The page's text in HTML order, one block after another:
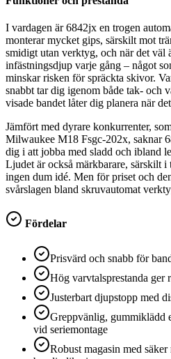
I vardagen är 6842jx en trogen
monterar mycket gips, särskilt mot
smidigt utan verktyg, och när det väl
infästningsdjup varje gång – något
minskar risken för spräckta skivor.
snabbt tar dig igenom både tak- och
visade bandet låter dig planera när
Jämfört med dyrare konkurrenter,
Milwaukee M18 Fsgc-202x, saknar
dig i att jobba med sladd och ibland
Ljudet är också märkbarare, särskilt
ingen dum idé. Men för priset och
svårslagen bland skruvautomat
Fördelar
Prisvärd och snabb för
Hög varvtalsprestanda ger
Justerbart djupstopp med
Greppvänlig, gummiklädd
vid seriemontage
Robust magasin med